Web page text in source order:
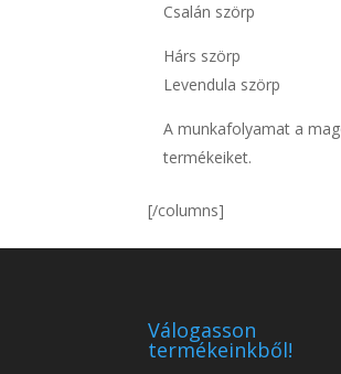
Csalán szörp
Hárs szörp
Levendula szörp
A munkafolyamat a
termékeiket.
[/columns]
Válogasson
termékeinkből!